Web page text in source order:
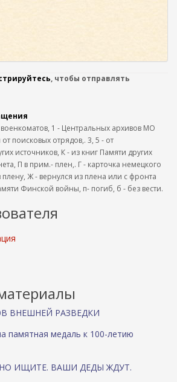
, чтобы отправлять
1 - Центральных архивов МО
поисковых отрядов,. 3, 5 - от
источников, К - из книг Памяти других
П в прим.- плен,. Г - карточка немецкого
Ж - вернулся из плена или с фронта
Финской войны, п- погиб, б - без вести.
ВНЕШНЕЙ РАЗВЕДКИ
памятная медаль к 100-летию
ИЩИТЕ. ВАШИ ДЕДЫ ЖДУТ.